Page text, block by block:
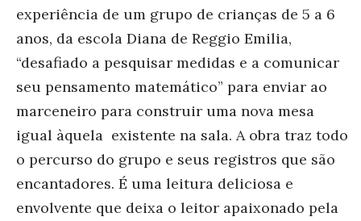
experiência de um grupo de crianças de 5 a 6
anos, da escola Diana de Reggio Emilia,
“desafiado a pesquisar medidas e a comunicar
seu pensamento matemático” para enviar ao
marceneiro para construir uma nova mesa
igual àquela existente na sala. A obra traz todo
o percurso do grupo e seus registros que são
encantadores. É uma leitura deliciosa e
envolvente que deixa o leitor apaixonado pela